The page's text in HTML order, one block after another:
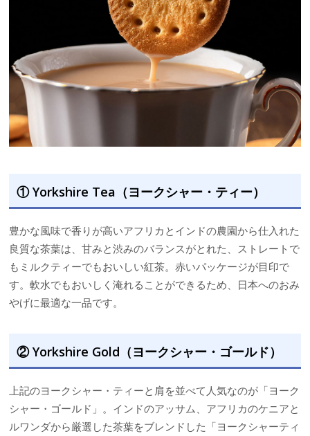
① Yorkshire Tea（ヨークシャー・ティー）
豊かな風味で香りが高いアフリカとインドの農園から仕入れた
良質な茶葉は、甘みと渋みのバランスがとれた、ストレートで
もミルクティーでもおいしい紅茶。赤いパッケージが目印で
す。軟水でもおいしく淹れることができるため、日本へのおみ
やげに最適な一品です。
② Yorkshire Gold（ヨークシャー・ゴールド）
上記のヨークシャー・ティーと肩を並べて人気なのが「ヨーク
シャー・ゴールド」。インドのアッサム、アフリカのケニアと
ルワンダから厳選した茶葉をブレンドした「ヨークシャーティ